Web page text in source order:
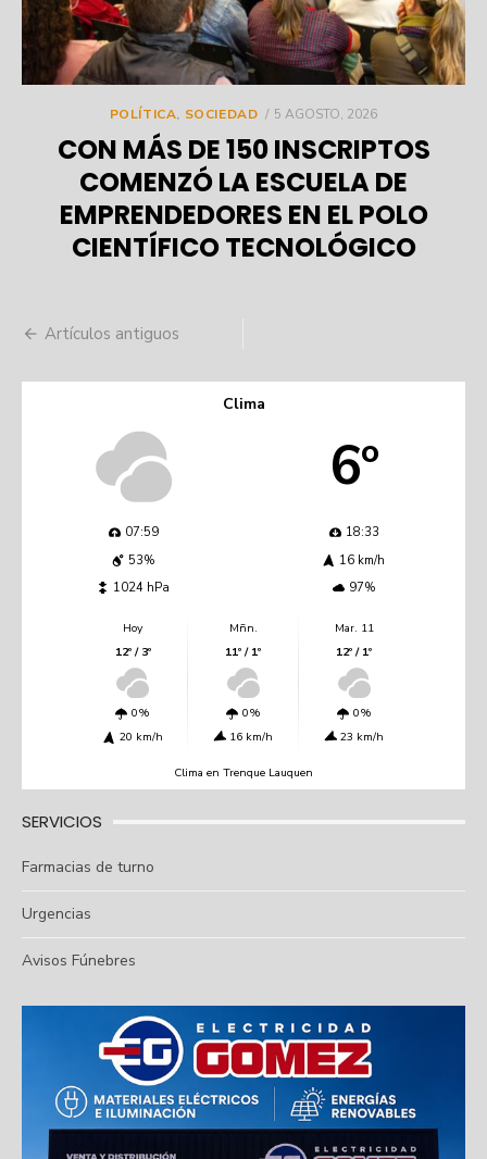
POLÍTICA, SOCIEDAD
POSTED
5 AGOSTO, 2026
CON MÁS DE 150 INSCRIPTOS
COMENZÓ LA ESCUELA DE
EMPRENDEDORES EN EL POLO
CIENTÍFICO TECNOLÓGICO
Navegación
de
Artículos antiguos
Clima
6º
07:59
18:33
53%
16 km/h
1024 hPa
97%
Hoy
12º / 3º
0%
20 km/h
Mñn.
11º / 1º
0%
16 km/h
Mar. 11
12º / 1º
0%
23 km/h
Clima en Trenque Lauquen
SERVICIOS
Farmacias de turno
Urgencias
Avisos Fúnebres